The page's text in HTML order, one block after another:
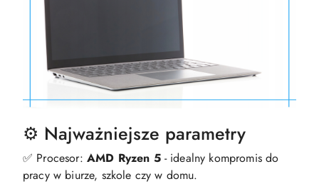
⚙️ Najważniejsze parametry
✅ Procesor: AMD Ryzen 5 - idealny kompromis do
pracy w biurze, szkole czy w domu.